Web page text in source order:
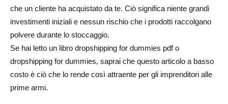
che un cliente ha acquistato da te. Ciò significa niente grandi
investimenti iniziali e nessun rischio che i prodotti raccolgano
polvere durante lo stoccaggio.
Se hai letto un libro dropshipping for dummies pdf o
dropshipping for dummies, saprai che questo articolo a basso
costo è ciò che lo rende così attraente per gli imprenditori alle
prime armi.